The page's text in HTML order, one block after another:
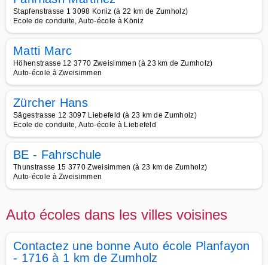
Stapfenstrasse 1 3098 Koniz (à 22 km de Zumholz)
Ecole de conduite, Auto-école à Köniz
Matti Marc
Höhenstrasse 12 3770 Zweisimmen (à 23 km de Zumholz)
Auto-école à Zweisimmen
Zürcher Hans
Sägestrasse 12 3097 Liebefeld (à 23 km de Zumholz)
Ecole de conduite, Auto-école à Liebefeld
BE - Fahrschule
Thunstrasse 15 3770 Zweisimmen (à 23 km de Zumholz)
Auto-école à Zweisimmen
Auto écoles dans les villes voisines
Contactez une bonne Auto école Planfayon
- 1716 à 1 km de Zumholz